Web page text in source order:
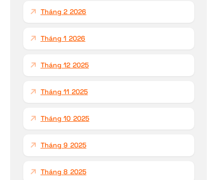
Tháng 2 2026
Tháng 1 2026
Tháng 12 2025
Tháng 11 2025
Tháng 10 2025
Tháng 9 2025
Tháng 8 2025